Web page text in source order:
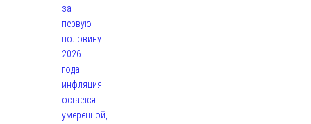
за
первую
половину
2026
года:
инфляция
остается
умеренной,